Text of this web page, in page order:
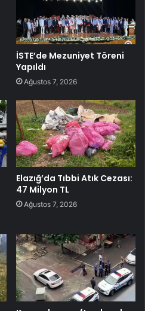
İSTE’de Mezuniyet Töreni
Yapıldı
Ağustos 7, 2026
Elazığ’da Tıbbi Atık Cezası:
47 Milyon TL
Ağustos 7, 2026